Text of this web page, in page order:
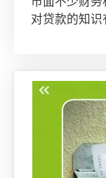
对贷款的知识
责任和风险
要先了解当